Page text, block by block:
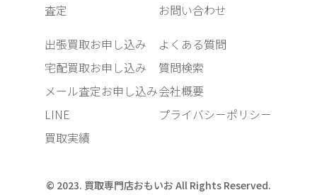
査定
お問い合わせ
出張買取お申し込み
宅配買取お申し込み
メール査定お申し込み
LINE
買取実績
よくある質問
質問検索
会社概要
プライバシーポリシー
© 2023. 買取専門店おもいお All Rights Reserved.